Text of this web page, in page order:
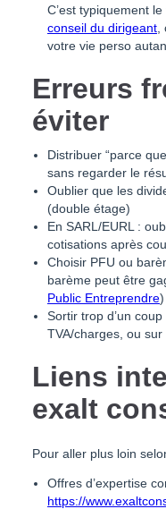
C’est typiquement
conseil du dirigeant
votre vie perso
Erreurs
éviter
Distribuer “parce
sans regarder le
Oublier que les
(double étage)
En SARL/EURL :
cotisations après
Choisir PFU ou
barème peut être
Public Entreprendre)
Sortir trop d’un
TVA/charges, ou sur
Liens
exalt
Pour aller plus loin
Offres d’expertise
https://